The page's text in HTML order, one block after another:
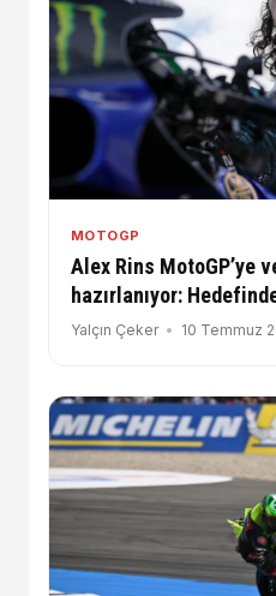
MOTOGP
Alex Rins MotoGP’ye
hazırlanıyor:
Yalçın Çeker 10 Temmuz